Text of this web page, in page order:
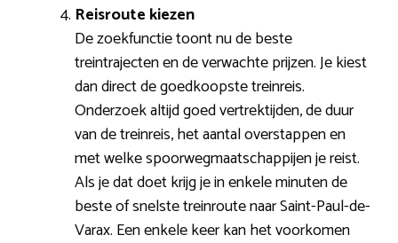
Reisroute kiezen
De zoekfunctie toont nu de beste
treintrajecten en de verwachte prijzen. Je kiest
dan direct de goedkoopste treinreis.
Onderzoek altijd goed vertrektijden, de duur
van de treinreis, het aantal overstappen en
met welke spoorwegmaatschappijen je reist.
Als je dat doet krijg je in enkele minuten de
beste of snelste treinroute naar Saint-Paul-de-
Varax. Een enkele keer kan het voorkomen